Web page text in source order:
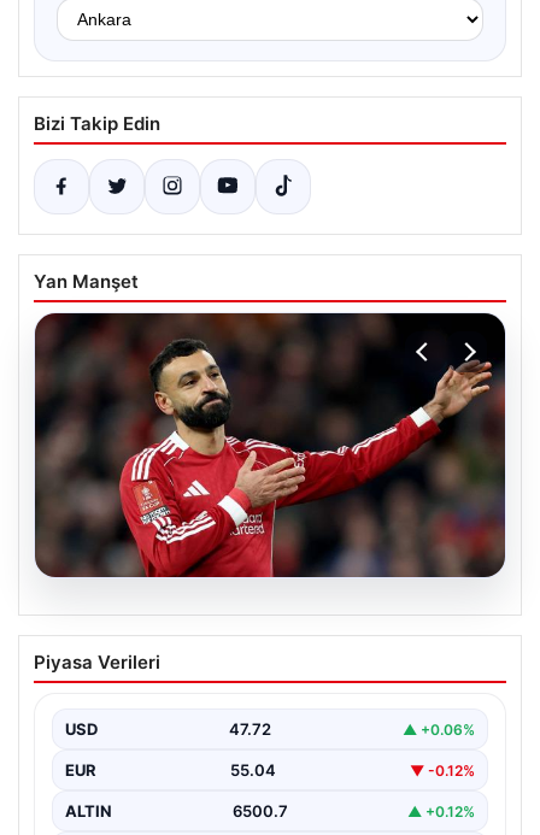
Bizi Takip Edin
Yan Manşet
05.08.2026
Beşiktaş’tan Mohamed Salah sonrası
dev hamle!
Piyasa Verileri
USD 47.72 ▲ +0.06%
EUR 55.04 ▼ -0.12%
ALTIN 6500.7 ▲ +0.12%